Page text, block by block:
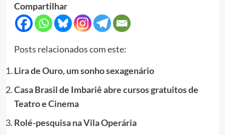
Compartilhar
Posts relacionados com este:
Lira de Ouro, um sonho sexagenário
Casa Brasil de Imbariê abre cursos gratuitos de
Teatro e Cinema
Rolé-pesquisa na Vila Operária